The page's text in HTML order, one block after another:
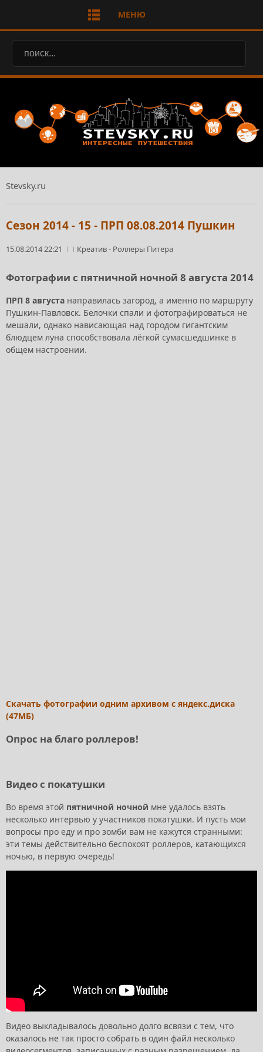
МЕНЮ
Stevsky.ru
Сезон 2014 - 15 - ПРП 08.08.2014 Пушкин
15.08.2014 22:21 Креатив- Роллеры Питера
Фотографии с пятничной ночной 8 августа 2014
ПРП 8 августа направилась загород, а именно по маршруту
Пушкин-Павловск. Белочки спали и фотографироваться не
мешали, однако нависающая над городом гигантским
блюдцем луна способствовала лёгкой сумасшедшинке в
общем настроении.
Скачать фотографии одним архивом с яндекс.диска
(47МБ)
Опрос на благо роллеров!
Видео с покатушки
Во время этой пятничной ночной мне удалось взять
несколько интервью у участников покатушки. И пусть мои
вопросы про еду и про зомби вам не кажутся странными:
эти темы действительно беспокоят роллеров, катающихся
ночью, в первую очередь!
Видео выкладывалось довольно долго всвязи с тем, что
оказалось не так просто собрать в один файл несколько